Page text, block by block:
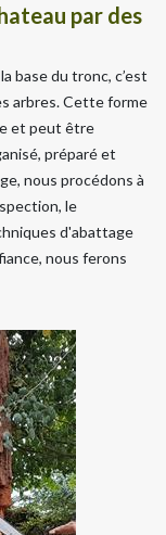
par des
base du tronc, c’est
arbres. Cette forme
et peut être
préparé et
nous procédons à
le
d'abattage
nous ferons